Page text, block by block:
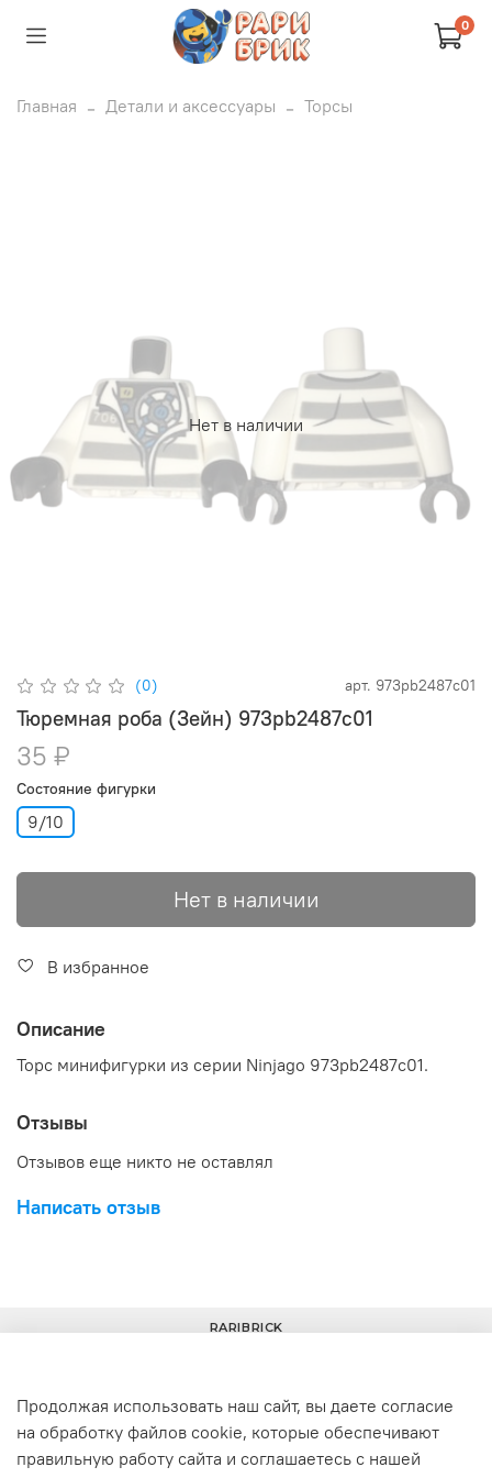
0
Главная Детали и аксессуары Торсы
Нет в наличии
(0) арт. 973pb2487c01
Тюремная роба (Зейн) 973pb2487c01
35 ₽
Состояние фигурки
9/10
Нет в наличии
В избранное
Описание
Торс минифигурки из серии Ninjago 973pb2487c01.
Отзывы
Отзывов еще никто не оставлял
Написать отзыв
+7(977) 633-00-30 info@raribrick.ru
RARIBRICK
Продолжая использовать наш сайт, вы даете согласие
на обработку файлов cookie, которые обеспечивают
правильную работу сайта и соглашаетесь с нашей